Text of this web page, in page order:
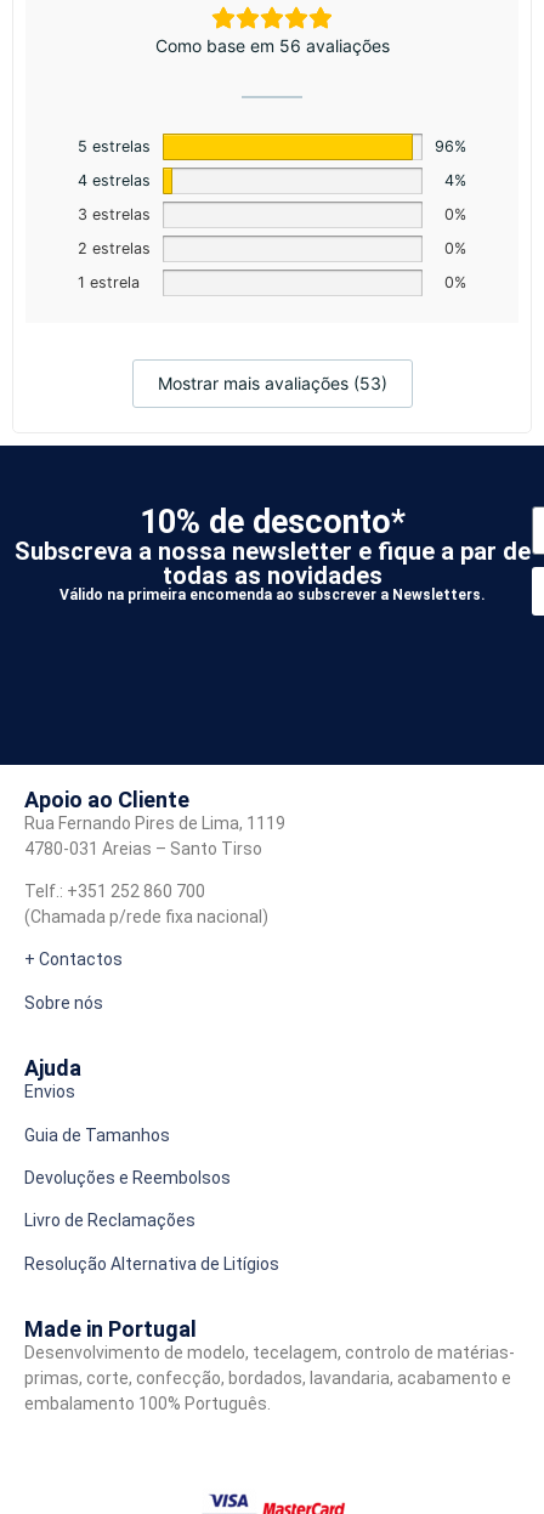
Como base em 56 avaliações
5 estrelas
96%
4 estrelas
4%
3 estrelas
0%
2 estrelas
0%
1 estrela
0%
Mostrar mais avaliações (53)
10% de desconto*
Subscreva a nossa newsletter e fique a par de
todas as novidades
Válido na primeira encomenda ao subscrever a Newsletters.
Apoio ao Cliente
Rua Fernando Pires de Lima, 1119
4780-031 Areias – Santo Tirso
Telf.: +351 252 860 700
(Chamada p/rede fixa nacional)
+ Contactos
Sobre nós
Ajuda
Envios
Guia de Tamanhos
Devoluções e Reembolsos
Livro de Reclamações
Resolução Alternativa de Litígios
Made in Portugal
Desenvolvimento de modelo, tecelagem, controlo de matérias-
primas, corte, confecção, bordados, lavandaria, acabamento e
embalamento 100% Português.